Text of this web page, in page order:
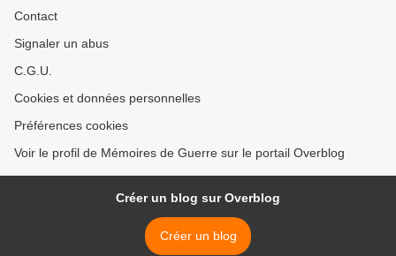
Contact
Signaler un abus
C.G.U.
Cookies et données personnelles
Préférences cookies
Voir le profil de Mémoires de Guerre sur le portail Overblog
Créer un blog sur Overblog
Créer un blog